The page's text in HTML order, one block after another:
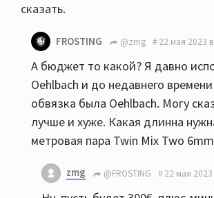
сказать.
FROSTING @zmg 22 мая 2023
А бюджет то какой? Я давно
Oehlbach и до недавнего
обвязка была Oehlbach. Могу
лучше и хуже. Какая длинна
метровая пара Twin Mix Two 6mm
zmg @FROSTING 22 мая